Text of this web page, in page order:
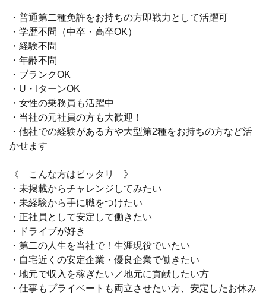
・普通第二種免許をお持ちの方即戦力として活躍可
・学歴不問（中卒・高卒OK）
・経験不問
・年齢不問
・ブランクOK
・U・IターンOK
・女性の乗務員も活躍中
・当社の元社員の方も大歓迎！
・他社での経験がある方や大型第2種をお持ちの方など活
かせます
《 こんな方はピッタリ 》
・未掲載からチャレンジしてみたい
・未経験から手に職をつけたい
・正社員として安定して働きたい
・ドライブが好き
・第二の人生を当社で！生涯現役でいたい
・自宅近くの安定企業・優良企業で働きたい
・地元で収入を稼ぎたい／地元に貢献したい方
・仕事もプライベートも両立させたい方、安定したお休み